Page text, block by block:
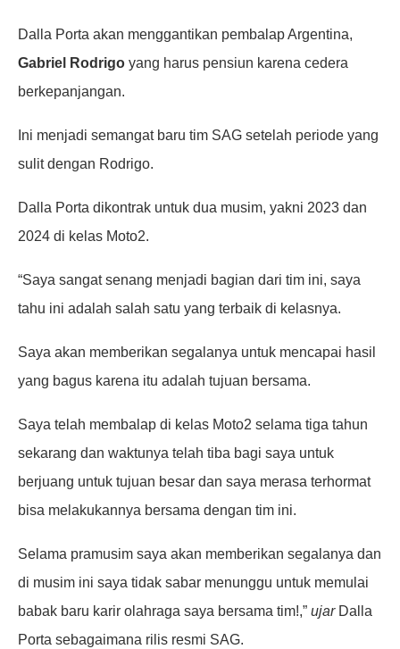
Dalla Porta akan menggantikan pembalap Argentina,
Gabriel Rodrigo yang harus pensiun karena cedera
berkepanjangan.
Ini menjadi semangat baru tim SAG setelah periode yang
sulit dengan Rodrigo.
Dalla Porta dikontrak untuk dua musim, yakni 2023 dan
2024 di kelas Moto2.
“Saya sangat senang menjadi bagian dari tim ini, saya
tahu ini adalah salah satu yang terbaik di kelasnya.
Saya akan memberikan segalanya untuk mencapai hasil
yang bagus karena itu adalah tujuan bersama.
Saya telah membalap di kelas Moto2 selama tiga tahun
sekarang dan waktunya telah tiba bagi saya untuk
berjuang untuk tujuan besar dan saya merasa terhormat
bisa melakukannya bersama dengan tim ini.
Selama pramusim saya akan memberikan segalanya dan
di musim ini saya tidak sabar menunggu untuk memulai
babak baru karir olahraga saya bersama tim!,” ujarDalla
Porta sebagaimana rilis resmi SAG.